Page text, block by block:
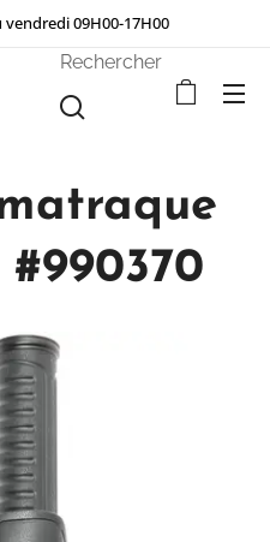
09H00-17H00
Rechercher